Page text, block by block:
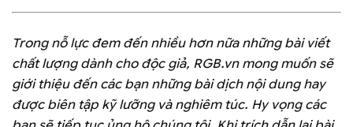
Trong nỗ lực đem đến nhiều hơn nữa những bài viết
chất lượng dành cho độc giả, RGB.vn mong muốn sẽ
giới thiệu đến các bạn những bài dịch nội dung hay
được biên tập kỹ lưỡng và nghiêm túc. Hy vọng các